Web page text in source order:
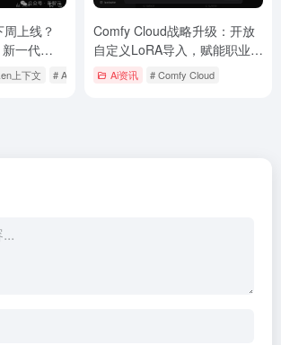
上线？
一代
，AI封锁
上下文 # AI出口管制 # AI模型迭代
Comfy Cloud战略升级：开放
自定义LoRA导入，赋能职业创
作者与商业级AI工作流
Ai资讯 # Comfy Cloud